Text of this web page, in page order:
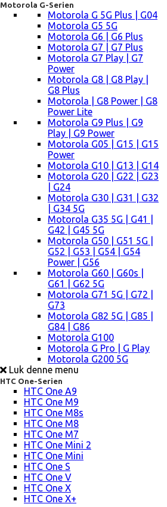
Motorola G-Serien
Motorola G 5G Plus | G04
Motorola G5 5G
Motorola G6 | G6 Plus
Motorola G7 | G7 Plus
Motorola G7 Play | G7
Power
Motorola G8 | G8 Play |
G8 Plus
Motorola | G8 Power | G8
Power Lite
Motorola G9 Plus | G9
Play | G9 Power
Motorola G05 | G15 | G15
Power
Motorola G10 | G13 | G14
Motorola G20 | G22 | G23
| G24
Motorola G30 | G31 | G32
| G34 5G
Motorola G35 5G | G41 |
G42 | G45 5G
Motorola G50 | G51 5G |
G52 | G53 | G54 | G54
Power | G56
Motorola G60 | G60s |
G61 | G62 5G
Motorola G71 5G | G72 |
G73
Motorola G82 5G | G85 |
G84 | G86
Motorola G100
Motorola G Pro | G Play
Motorola G200 5G
Luk denne menu
HTC One-Serien
HTC One A9
HTC One M9
HTC One M8s
HTC One M8
HTC One M7
HTC One Mini 2
HTC One Mini
HTC One S
HTC One V
HTC One X
HTC One X+